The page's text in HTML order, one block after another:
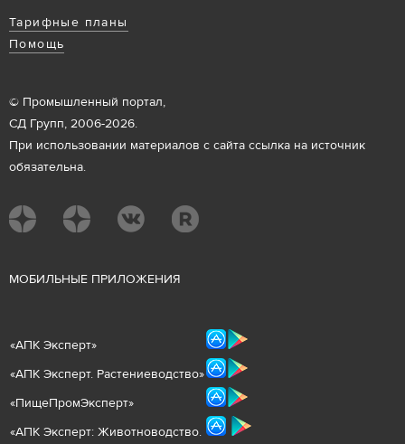
Тарифные планы
Помощь
© Промышленный портал,
СД Групп, 2006-2026.
При использовании материалов с сайта ссылка на источник
обязательна.
МОБИЛЬНЫЕ ПРИЛОЖЕНИЯ
«АПК Эксперт»
«АПК Эксперт. Растениеводство»
«ПищеПромЭксперт»
«АПК Эксперт: Животноводство.